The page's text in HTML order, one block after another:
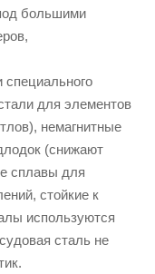
большими
специального
для элементов
немагнитные
(снижают
сплавы для
стойкие к
используются
сталь не